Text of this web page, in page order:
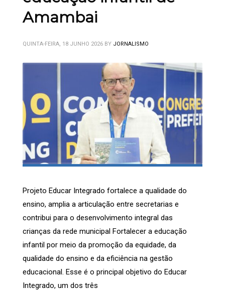
Amambai
QUINTA-FEIRA, 18 JUNHO 2026 BY JORNALISMO
Projeto Educar Integrado fortalece a qualidade do
ensino, amplia a articulação entre secretarias e
contribui para o desenvolvimento integral das
crianças da rede municipal Fortalecer a educação
infantil por meio da promoção da equidade, da
qualidade do ensino e da eficiência na gestão
educacional. Esse é o principal objetivo do Educar
Integrado, um dos três